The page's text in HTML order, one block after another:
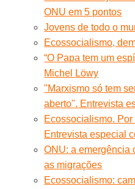
ONU em 5 pontos
Jovens de todo o
Ecossocialismo,
“O Papa tem um
Michel Löwy
"Marxismo só tem
aberto". Entrevista
Ecossocialismo.
Entrevista especial
ONU: a emergência
as migrações
Ecossocialismo: